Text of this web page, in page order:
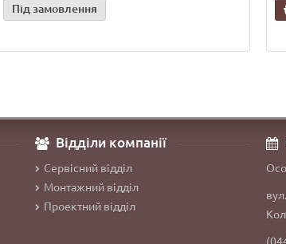
Під замовлення
Відділи компанії
Сервісний відділ
Монтажний відділ
Проектний відділ